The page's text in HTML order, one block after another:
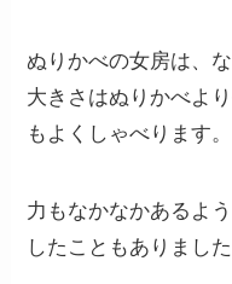
ぬりかべの女房は、
大きさはぬりかべよ
もよくしゃべります。
力もなかなかあるよ
したこともありました